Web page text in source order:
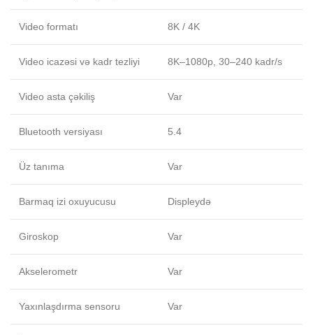
Video formatı 8K / 4K
Video icazəsi və kadr tezliyi 8K–1080p, 30–240 kadr/s
Video asta çəkiliş Var
Bluetooth versiyası 5.4
Üz tanıma Var
Barmaq izi oxuyucusu Displeydə
Giroskop Var
Akselerometr Var
Yaxınlaşdırma sensoru Var